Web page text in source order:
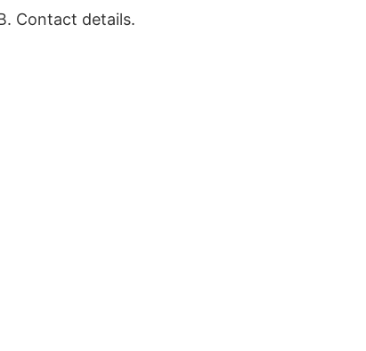
Contact details.